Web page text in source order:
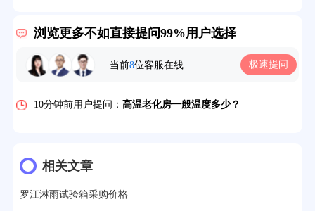
浏览更多不如直接提问99%用户选择
当前8位客服在线 极速提问
7分钟前用户提问： 老化房安全要求标准有哪些？
10分钟前用户提问： 高温老化房一般温度多少？
13分钟前用户提问：
15分钟前用户提问：高低温试验箱玻璃用什么材料？
相关文章
罗江淋雨试验箱采购价格